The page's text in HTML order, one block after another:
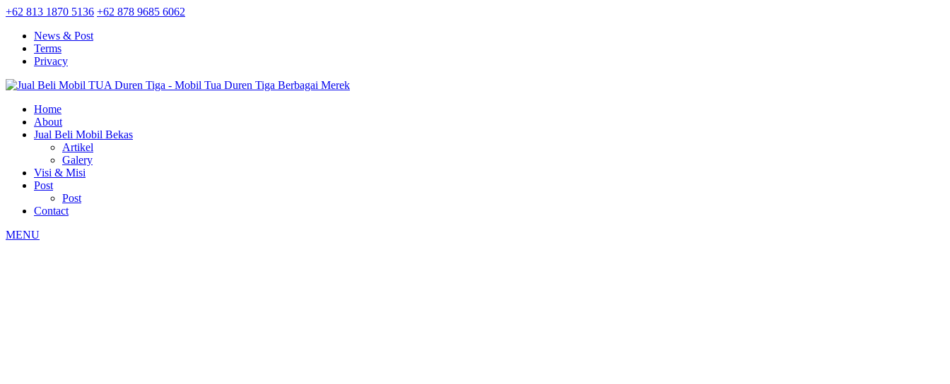
+62 813 1870 5136 +62 878 9685 6062
News & Post
Terms
Privacy
Home
About
Jual Beli Mobil Bekas
Artikel
Galery
Visi & Misi
Post
Post
Contact
MENU